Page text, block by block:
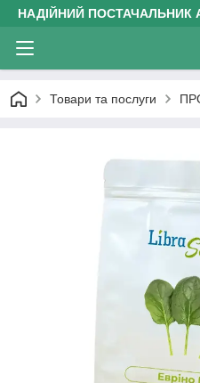
НАДІЙНИЙ ПОСТАЧАЛЬНИК
Товари та послуги